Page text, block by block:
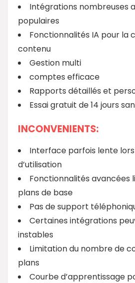
Intégrations nombreuses
populaires
Fonctionnalités IA pour la
contenu
Gestion multi
comptes efficace
Rapports détaillés et
Essai gratuit de 14 jours
INCONVENIENTS:
Interface parfois lente
d’utilisation
Fonctionnalités avancées
plans de base
Pas de support
Certaines intégrations
instables
Limitation du nombre de
plans
Courbe d’apprentissage